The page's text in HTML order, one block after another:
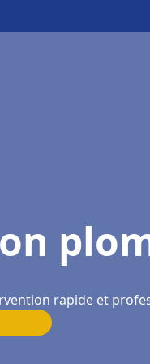
rapide et